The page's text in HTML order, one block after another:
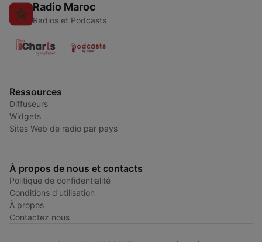
Radio Maroc
Radios et Podcasts
Ressources
Diffuseurs
Widgets
Sites Web de radio par pays
À propos de nous et contacts
Politique de confidentialité
Conditions d'utilisation
À propos
Contactez nous